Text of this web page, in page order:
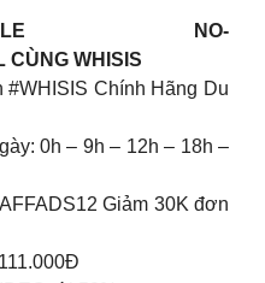
NO-
CÙNG WHISIS
Chính Hãng Du
0h – 9h – 12h – 18h –
Giảm 30K đơn